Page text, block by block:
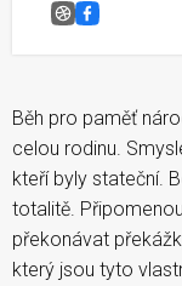
Běh pro
Facebook
Běh pro paměť
celou rodinu.
kteří byly stateční.
totalitě.
překonávat
který jsou tyto